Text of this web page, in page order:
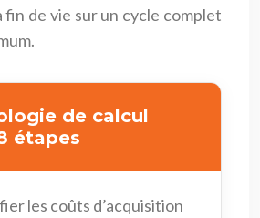
fin de vie sur un cycle complet
de calcul
étapes
les coûts d’acquisition